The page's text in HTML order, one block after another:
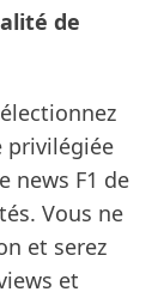
de
privilégiée
news F1 de
Vous ne
et serez
et